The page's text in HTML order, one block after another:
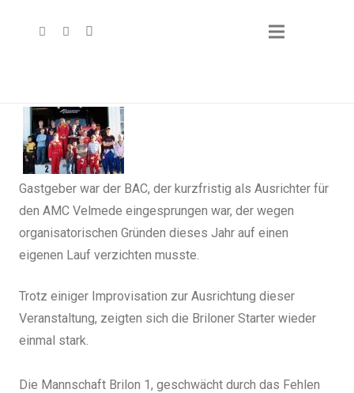
Gastgeber war der BAC, der kurzfristig als Ausrichter für
den AMC Velmede eingesprungen war, der wegen
organisatorischen Gründen dieses Jahr auf einen
eigenen Lauf verzichten musste.
Trotz einiger Improvisation zur Ausrichtung dieser
Veranstaltung, zeigten sich die Briloner Starter wieder
einmal stark.
Die Mannschaft Brilon 1, geschwächt durch das Fehlen